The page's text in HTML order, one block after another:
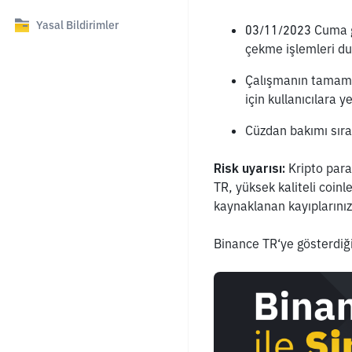
Yasal Bildirimler
03/11/2023 Cuma
çekme işlemleri
Çalışmanın
için kullanıcılara
Cüzdan bakımı
Risk uyarısı: Kripto
TR, yüksek kaliteli
kaynaklanan
Binance TR‘ye